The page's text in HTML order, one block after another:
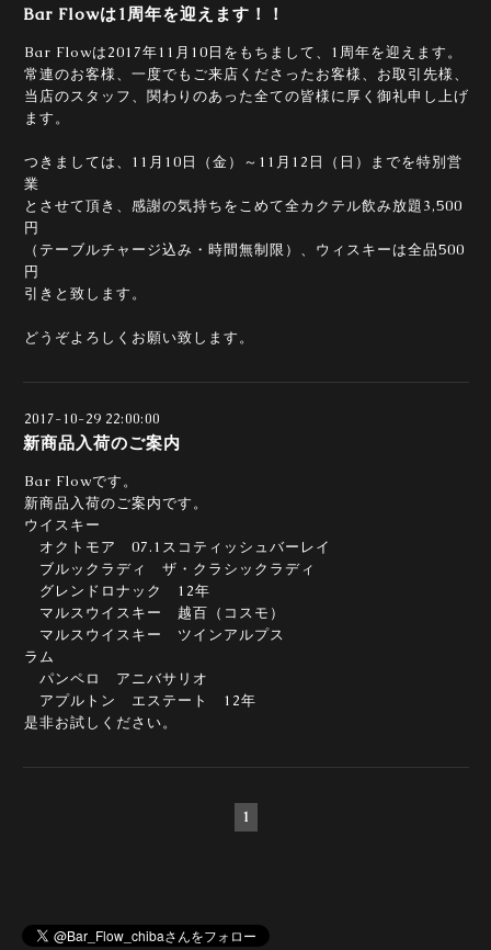
Bar Flowは1周年を迎えます！！
Bar Flowは2017年11月10日をもちまして、1周年を迎えます。
常連のお客様、一度でもご来店くださったお客様、お取引先様、
当店のスタッフ、関わりのあった全ての皆様に厚く御礼申し上げ
ます。
つきましては、11月10日（金）～11月12日（日）までを特別営
業
とさせて頂き、感謝の気持ちをこめて全カクテル飲み放題3,500
円
（テーブルチャージ込み・時間無制限）、ウィスキーは全品500
円
引きと致します。
どうぞよろしくお願い致します。
2017-10-29 22:00:00
新商品入荷のご案内
Bar Flowです。
新商品入荷のご案内です。
ウイスキー
オクトモア 07.1スコティッシュバーレイ
ブルックラディ ザ・クラシックラディ
グレンドロナック 12年
マルスウイスキー 越百（コスモ）
マルスウイスキー ツインアルプス
ラム
パンペロ アニバサリオ
アプルトン エステート 12年
是非お試しください。
1